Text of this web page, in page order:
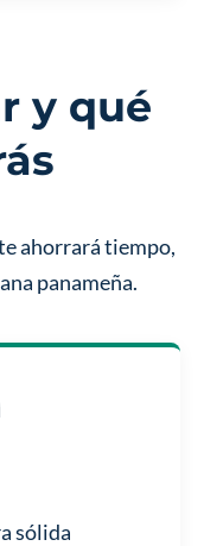
y qué
ahorrará tiempo,
panameña.
sólida